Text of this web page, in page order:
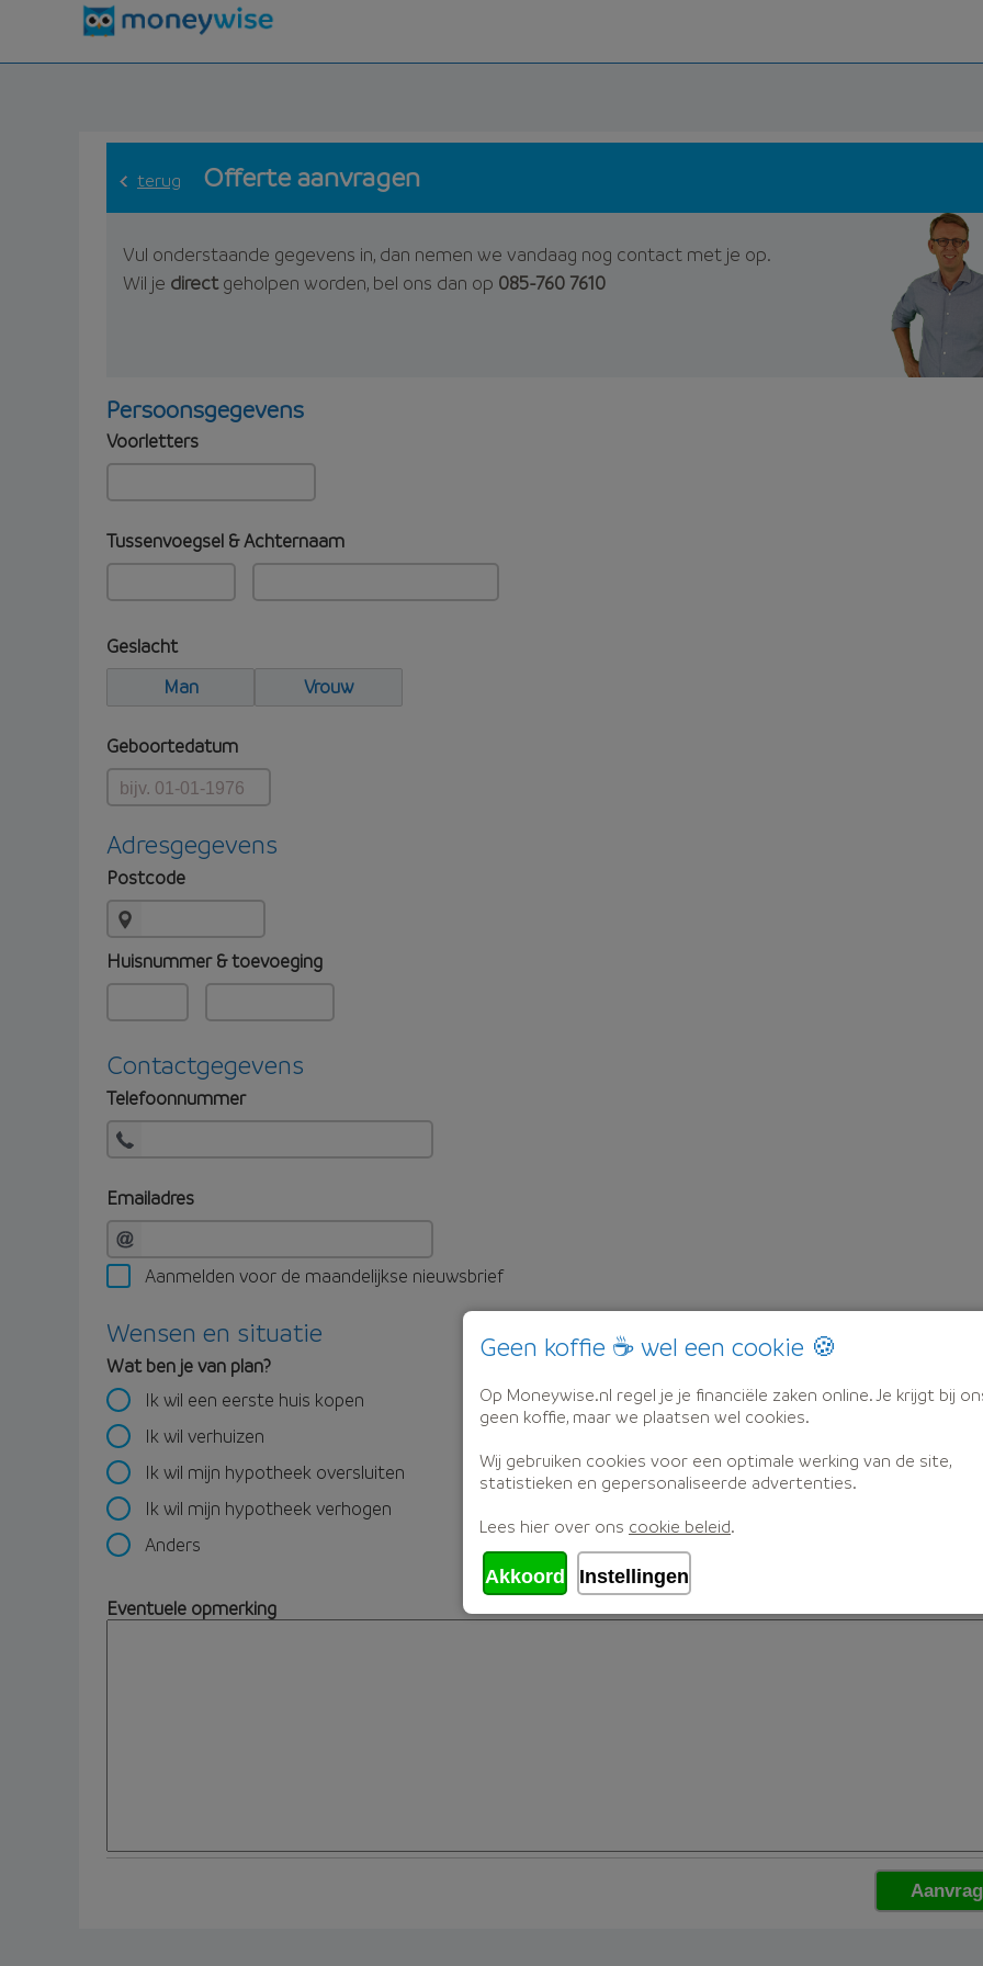
terug Offerte aanvragen
Vul onderstaande gegevens in, dan nemen we vandaag nog contact met je op.
Wil je directgeholpen worden, bel ons dan op 085-760 7610
Persoonsgegevens
Voorletters
Tussenvoegsel & Achternaam
Geslacht
Man
Vrouw
Geboortedatum
Adresgegevens
Postcode
Huisnummer & toevoeging
Contactgegevens
Telefoonnummer
Emailadres
Aanmelden voor de maandelijkse nieuwsbrief
Wensen en situatie
Wat ben je van plan?
Ik wil een eerste huis kopen
Ik wil verhuizen
Ik wil mijn hypotheek oversluiten
Ik wil mijn hypotheek verhogen
Anders
Eventuele opmerking
Geen koffie ☕ wel een cookie 🍪
Op Moneywise.nl regel je je financiële zaken online. Je krijgt bij
geen koffie, maar we plaatsen wel cookies.
Wij gebruiken cookies voor een optimale werking van de site,
statistieken en gepersonaliseerde advertenties.
Lees hier over ons cookie beleid.
Akkoord Instellingen